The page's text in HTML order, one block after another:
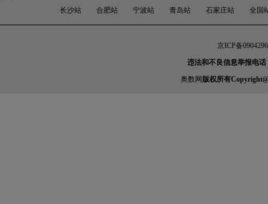
长沙站
合肥站 宁波站 青岛站 石家庄站 全国
京ICP备
违法和不良信息举报电
奥数网版权所有